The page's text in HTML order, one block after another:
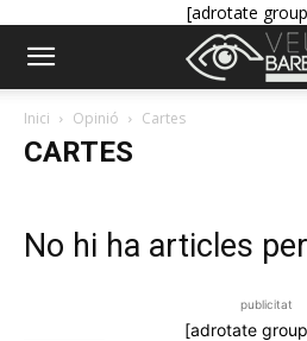
[adrotate
Inici Opinió Cartes
CARTES
No hi ha articles
publicitat
[adrotate